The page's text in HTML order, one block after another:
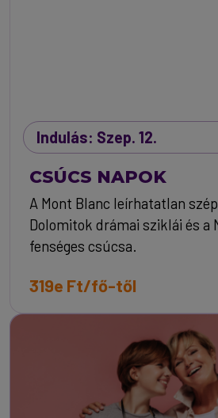
Indulás: Szep. 12.
CSÚCS NAPOK
A Mont Blanc leírhatatlan
Dolomitok drámai sziklái és a
fenséges csúcsa.
319e Ft/fő-től